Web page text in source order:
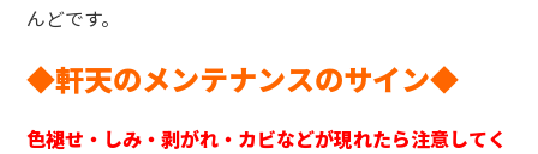
んどです。
◆軒天のメンテナンスのサイン◆
色褪せ・しみ・剥がれ・カビなどが現れたら注意してく